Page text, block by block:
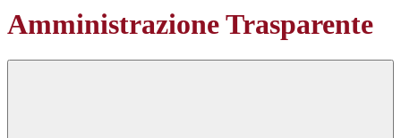
Amministrazione Trasparente